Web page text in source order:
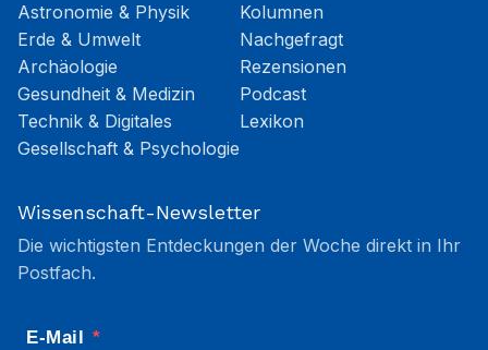
Astronomie & Physik
Erde & Umwelt
Archäologie
Gesundheit & Medizin
Technik & Digitales
Gesellschaft & Psychologie
Kolumnen
Nachgefragt
Rezensionen
Podcast
Lexikon
Wissenschaft-Newsletter
Die wichtigsten Entdeckungen der Woche direkt in Ihr
Postfach.